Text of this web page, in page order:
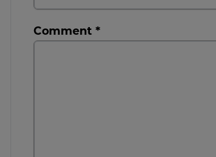
Comment *